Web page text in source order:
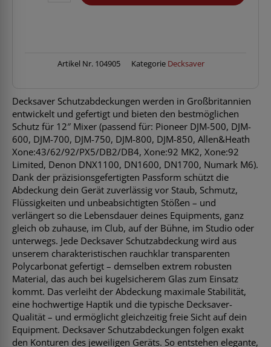
Artikel Nr. 104905 Kategorie Decksaver
Decksaver Schutzabdeckungen werden in Großbritannien
entwickelt und gefertigt und bieten den bestmöglichen
Schutz für 12″ Mixer (passend für: Pioneer DJM-500, DJM-
600, DJM-700, DJM-750, DJM-800, DJM-850, Allen&Heath
Xone:43/62/92/PX5/DB2/DB4, Xone:92 MK2, Xone:92
Limited, Denon DNX1100, DN1600, DN1700, Numark M6).
Dank der präzisionsgefertigten Passform schützt die
Abdeckung dein Gerät zuverlässig vor Staub, Schmutz,
Flüssigkeiten und unbeabsichtigten Stößen – und
verlängert so die Lebensdauer deines Equipments, ganz
gleich ob zuhause, im Club, auf der Bühne, im Studio oder
unterwegs. Jede Decksaver Schutzabdeckung wird aus
unserem charakteristischen rauchklar transparenten
Polycarbonat gefertigt – demselben extrem robusten
Material, das auch bei kugelsicherem Glas zum Einsatz
kommt. Das verleiht der Abdeckung maximale Stabilität,
eine hochwertige Haptik und die typische Decksaver-
Qualität – und ermöglicht gleichzeitig freie Sicht auf dein
Equipment. Decksaver Schutzabdeckungen folgen exakt
den Konturen des jeweiligen Geräts. So entstehen elegante,